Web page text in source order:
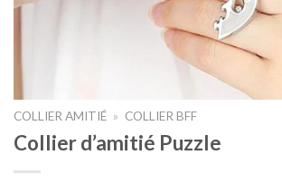
COLLIER AMITIÉ » COLLIER BFF
Collier d’amitié Puzzle